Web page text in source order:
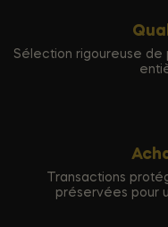
Sélection rigoureuse de
Transactions
préservées pour